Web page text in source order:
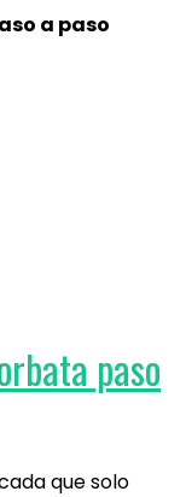
a paso
paso
que solo